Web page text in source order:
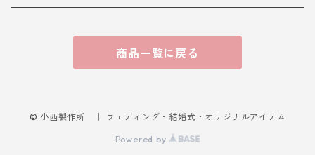
商品一覧に戻る
© 小西製作所 ｜ ウェディング・結婚式・オリジナルアイテム
Powered by